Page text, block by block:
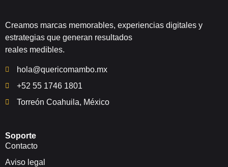
Creamos marcas memorables, experiencias digitales y
estrategias que generan resultados
reales medibles.
hola@quericomambo.mx
+52 55 1746 1801
Torreón Coahuila, México
Soporte
Contacto
Aviso legal